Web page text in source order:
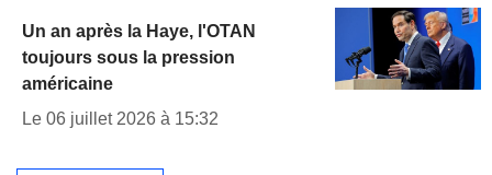
Un an après la Haye, l'OTAN
toujours sous la pression
américaine
Le 06 juillet 2026 à 15:32